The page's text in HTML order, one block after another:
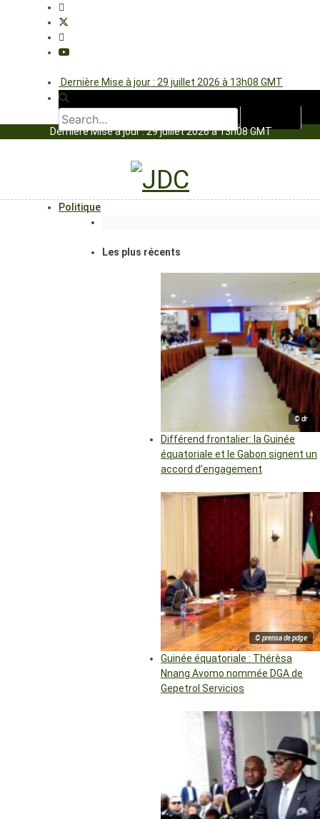
Dernière Mise à jour : 29 juillet 2026 à 13h08 GMT
Dernière Mise à jour : 29 juillet 2026 à 13h08 GMT
Politique
Les plus récents
© dr
Différend frontalier: la Guinée
équatoriale et le Gabon signent un
accord d’engagement
© prensa de pdge
Guinée équatoriale : Thérèsa
Nnang Avomo nommée DGA de
Gepetrol Servicios